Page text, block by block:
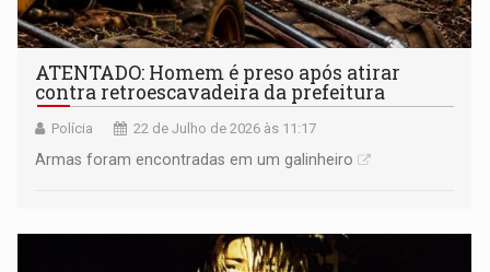
ATENTADO: Homem é preso após atirar
contra retroescavadeira da prefeitura
Polícia 22 de Julho de 2026 às 11:17
Armas foram encontradas em um galinheiro